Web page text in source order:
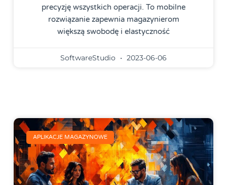
precyzję wszystkich operacji. To mobilne
rozwiązanie zapewnia magazynierom
większą swobodę i elastyczność
SoftwareStudio 2023-06-06
APLIKACJE MAGAZYNOWE